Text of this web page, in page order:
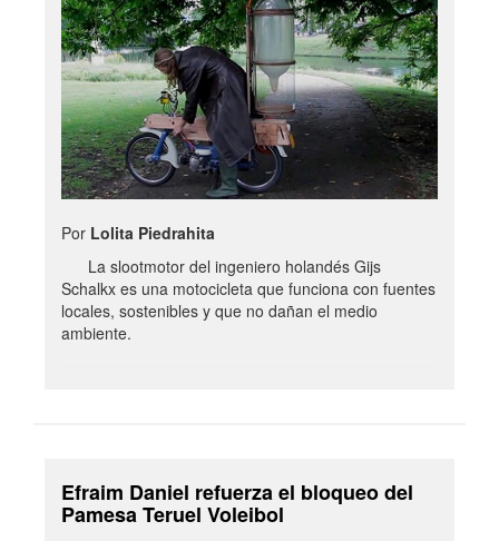
Por Lolita Piedrahita
La slootmotor del ingeniero holandés Gijs
Schalkx es una motocicleta que funciona con fuentes
locales, sostenibles y que no dañan el medio
ambiente.
Efraim Daniel refuerza el bloqueo del
Pamesa Teruel Voleibol